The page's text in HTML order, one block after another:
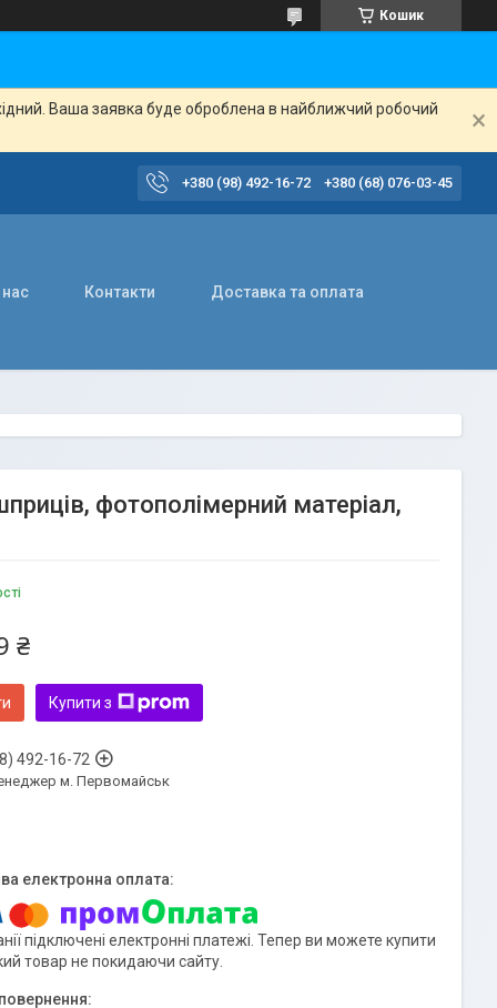
Кошик
Ваша заявка буде оброблена в найближчий робочий
+380 (98) 492-16-72 +380 (68) 076-03-45
Контакти Доставка та оплата
фотополімерний матеріал,
₴
Купити з
492-16-72
м. Первомайськ
підключені електронні платежі. Тепер ви можете купити
товар не покидаючи сайту.